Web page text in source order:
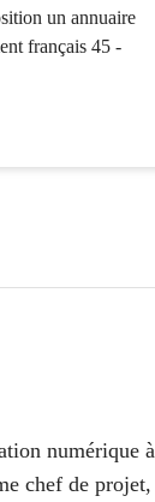
un annuaire
français 45 -
numérique à
chef de projet,